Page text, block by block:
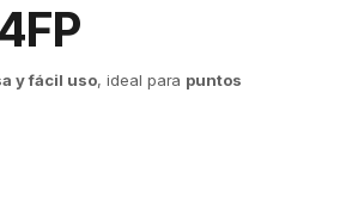
y fácil uso, ideal para puntos